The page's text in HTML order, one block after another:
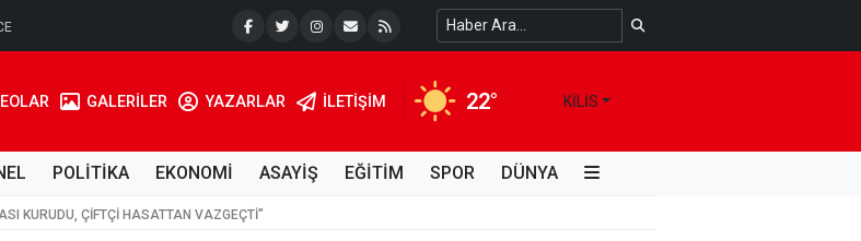
Su Kuyusu Temiz Suya Erişimde Kalıcı Bir Çözüm
GALERİLER YAZARLAR İLETIŞIM 22° KILIS
POLİTİKA EKONOMİ ASAYİŞ EĞİTİM SPOR DÜNYA
KURUDU, ÇIFTÇI HASATTAN VAZGEÇTI"